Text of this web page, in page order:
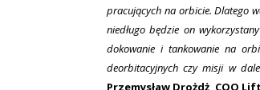
pracujących na orbicie. Dlatego
niedługo będzie on
dokowanie i tankowanie na
deorbitacyjnych czy misji w